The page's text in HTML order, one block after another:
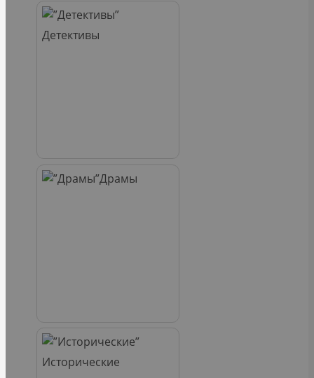
Детективы
Драмы
Исторические